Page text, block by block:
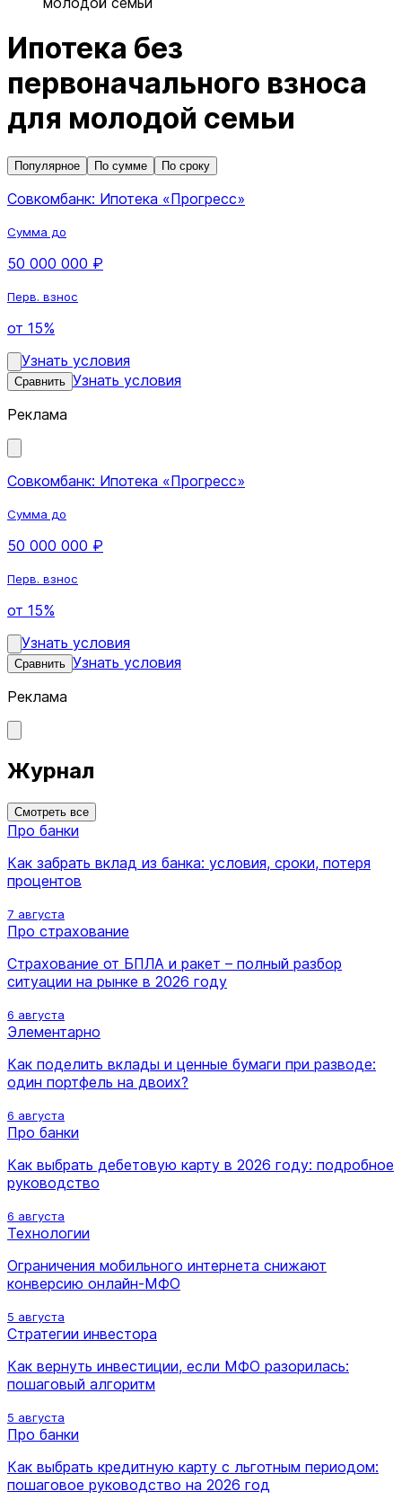
Ипотека без
первоначального взноса
для молодой семьи
Популярное По сумме По сроку
Совкомбанк: Ипотека «Прогресс»
Сумма до
50 000 000 ₽
Перв. взнос
от 15%
Узнать условия
Сравнить Узнать условия
Реклама
Совкомбанк: Ипотека «Прогресс»
Сумма до
50 000 000 ₽
Перв. взнос
от 15%
Узнать условия
Сравнить Узнать условия
Реклама
Журнал
Смотреть все
Про банки
Как забрать вклад из банка: условия, сроки, потеря
процентов
7 августа
Про страхование
Страхование от БПЛА и ракет – полный разбор
ситуации на рынке в 2026 году
6 августа
Элементарно
Как поделить вклады и ценные бумаги при разводе:
один портфель на двоих?
6 августа
Про банки
Как выбрать дебетовую карту в 2026 году: подробное
руководство
6 августа
Технологии
Ограничения мобильного интернета снижают
конверсию онлайн-МФО
5 августа
Стратегии инвестора
Как вернуть инвестиции, если МФО разорилась:
пошаговый алгоритм
5 августа
Про банки
Как выбрать кредитную карту с льготным периодом:
пошаговое руководство на 2026 год